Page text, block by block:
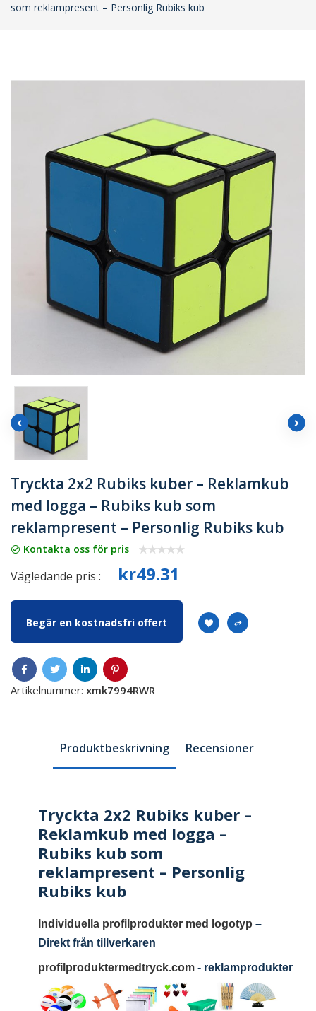
som reklampresent – Personlig Rubiks kub
Tryckta 2x2 Rubiks kuber – Reklamkub
med logga – Rubiks kub som
reklampresent – Personlig Rubiks kub
Kontakta oss för pris
Vägledande pris : kr49.31
Begär en kostnadsfri offert
Artikelnummer: xmk7994RWR
Produktbeskrivning Recensioner
Tryckta 2x2 Rubiks kuber –
Reklamkub med logga –
Rubiks kub som
reklampresent – Personlig
Rubiks kub
Individuella profilprodukter med logotyp –
Direkt från tillverkaren
profilproduktermedtryck.com - reklamprodukter